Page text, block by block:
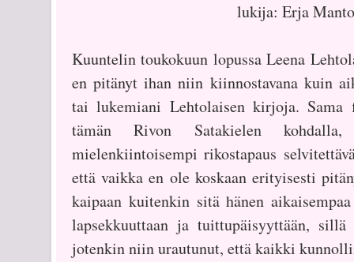
lukija: Erja
Kuuntelin toukokuun lopussa Leena
en pitänyt ihan niin kiinnostavana kuin
tai lukemiani Lehtolaisen kirjoja.
tämän Rivon Satakielen
mielenkiintoisempi rikostapaus
että vaikka en ole koskaan erityisesti
kaipaan kuitenkin sitä hänen
lapsekkuuttaan ja tuittupäisyyttään,
jotenkin niin urautunut, että kaikki